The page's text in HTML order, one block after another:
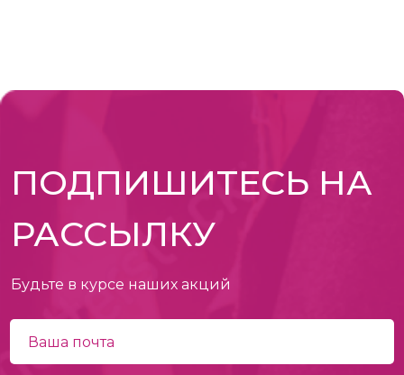
ПОДПИШИТЕСЬ НА
РАССЫЛКУ
Будьте в курсе наших акций